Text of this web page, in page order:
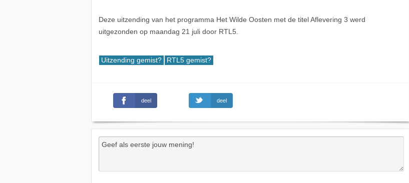
Deze uitzending van het programma Het Wilde Oosten met de titel Aflevering 3 werd
uitgezonden op maandag 21 juli door RTL5.
Uitzending gemist? RTL5 gemist?
deel deel